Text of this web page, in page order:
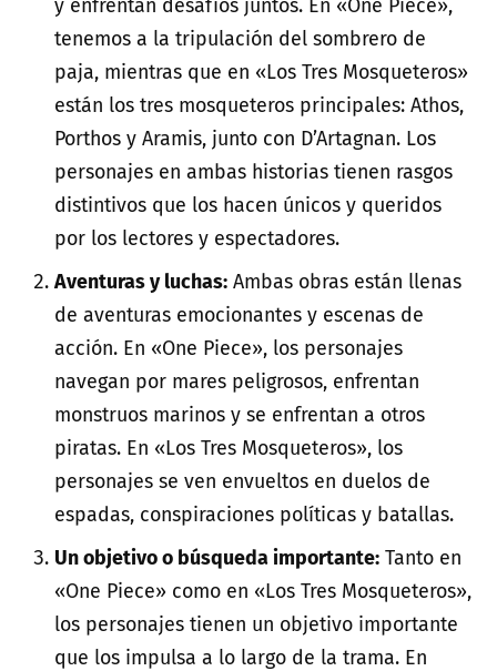
y enfrentan desafíos juntos. En «One Piece»,
tenemos a la tripulación del sombrero de
paja, mientras que en «Los Tres Mosqueteros»
están los tres mosqueteros principales: Athos,
Porthos y Aramis, junto con D’Artagnan. Los
personajes en ambas historias tienen rasgos
distintivos que los hacen únicos y queridos
por los lectores y espectadores.
Aventuras y luchas: Ambas obras están llenas
de aventuras emocionantes y escenas de
acción. En «One Piece», los personajes
navegan por mares peligrosos, enfrentan
monstruos marinos y se enfrentan a otros
piratas. En «Los Tres Mosqueteros», los
personajes se ven envueltos en duelos de
espadas, conspiraciones políticas y batallas.
Un objetivo o búsqueda importante: Tanto en
«One Piece» como en «Los Tres Mosqueteros»,
los personajes tienen un objetivo importante
que los impulsa a lo largo de la trama. En